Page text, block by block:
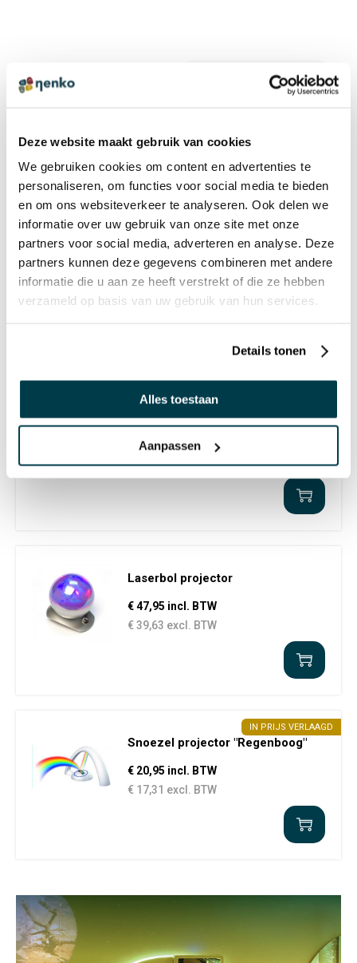
Deze website maakt gebruik van cookies
We gebruiken cookies om content en advertenties te
personaliseren, om functies voor social media te bieden
en om ons websiteverkeer te analyseren. Ook delen we
informatie over uw gebruik van onze site met onze
partners voor social media, adverteren en analyse. Deze
partners kunnen deze gegevens combineren met andere
informatie die u aan ze heeft verstrekt of die ze hebben
verzameld op basis van uw gebruik van hun services.
Details tonen
Alles toestaan
Aanpassen
SCHRIJF EEN REVIEW
Er zijn nog geen reviews. Klik op de knop hierboven om
ANDEREN BEKEKEN OOK:
Oceaan projector
€ 37,95 incl. BTW
€ 31,36 excl. BTW
€ 199,00 incl. BTW
Laserbol projector
€ 47,95 incl. BTW
€ 39,63 excl. BTW
IN PRIJS VERLAAGD
Snoezel projector "Regenboog"
€ 20,95 incl. BTW
€ 17,31 excl. BTW